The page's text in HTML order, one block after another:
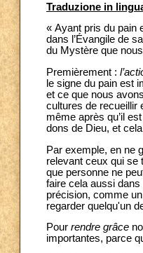
Traduzione in
« Ayant pris du pain
dans l’Évangile de
du Mystère que
Premièrement :
le signe du pain est
et ce que nous
cultures de recueillir
même après qu’il
dons de Dieu, et
Par exemple, en ne
relevant ceux qui se
que personne ne
faire cela aussi
précision, comme
regarder quelqu'un
Pour rendre grâce
importantes, parce